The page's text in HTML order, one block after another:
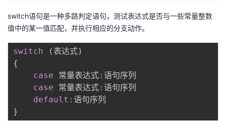
switch语句是一种多路判定语句，测试表达式是否与一些常量整数
值中的某一值匹配，并执行相应的分支动作。
switch (表达式)
{
case 常量表达式: 语句序列
case 常量表达式: 语句序列
default :
}